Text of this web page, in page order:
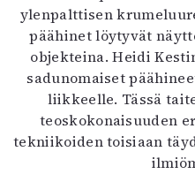
ylenpalttisen
päähinet löytyvät
objekteina. Heidi
sadunomaiset
liikkeelle. Tässä
teoskokonaisuuden
tekniikoiden toisiaan